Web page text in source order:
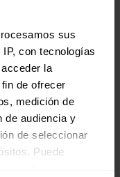
sus
con tecnologías
la
de ofrecer
medición de
de audiencia y
de seleccionar
Puede
su capacidad. Asimismo,
se mostró
ya que estos
dramática después de